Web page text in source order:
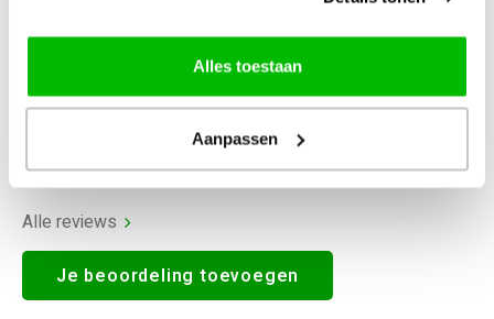
Alles toestaan
Aanpassen
0Reviews
Alle reviews
Je beoordeling toevoegen